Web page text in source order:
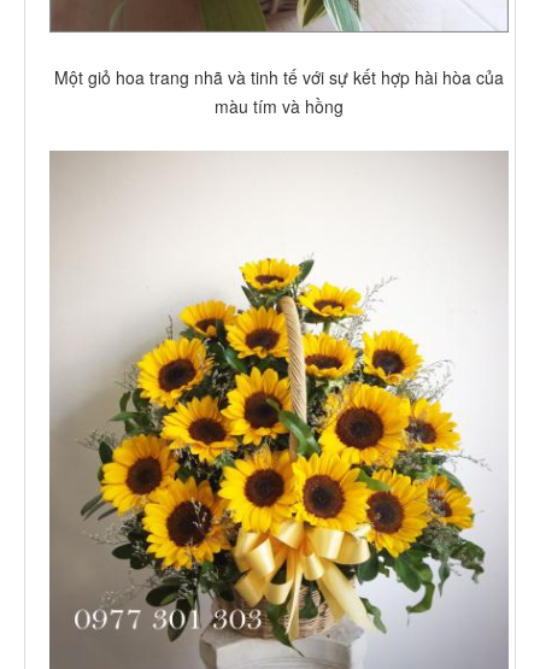
Một giỏ hoa trang nhã và tinh tế với sự kết hợp hài hòa của
màu tím và hồng